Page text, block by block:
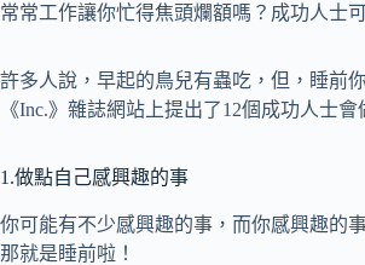
常常工作讓你忙得焦頭爛額嗎？成功人士
許多人說，早起的鳥兒有蟲吃，但，睡前
《Inc.》雜誌網站上提出了12個成功人士
1.做點自己感興趣的事
你可能有不少感興趣的事，而你感興趣的
那就是睡前啦！